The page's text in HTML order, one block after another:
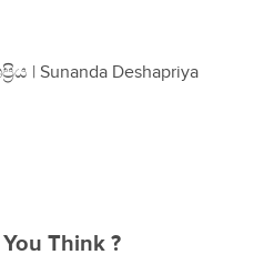
| Sunanda Deshapriya
Think ?